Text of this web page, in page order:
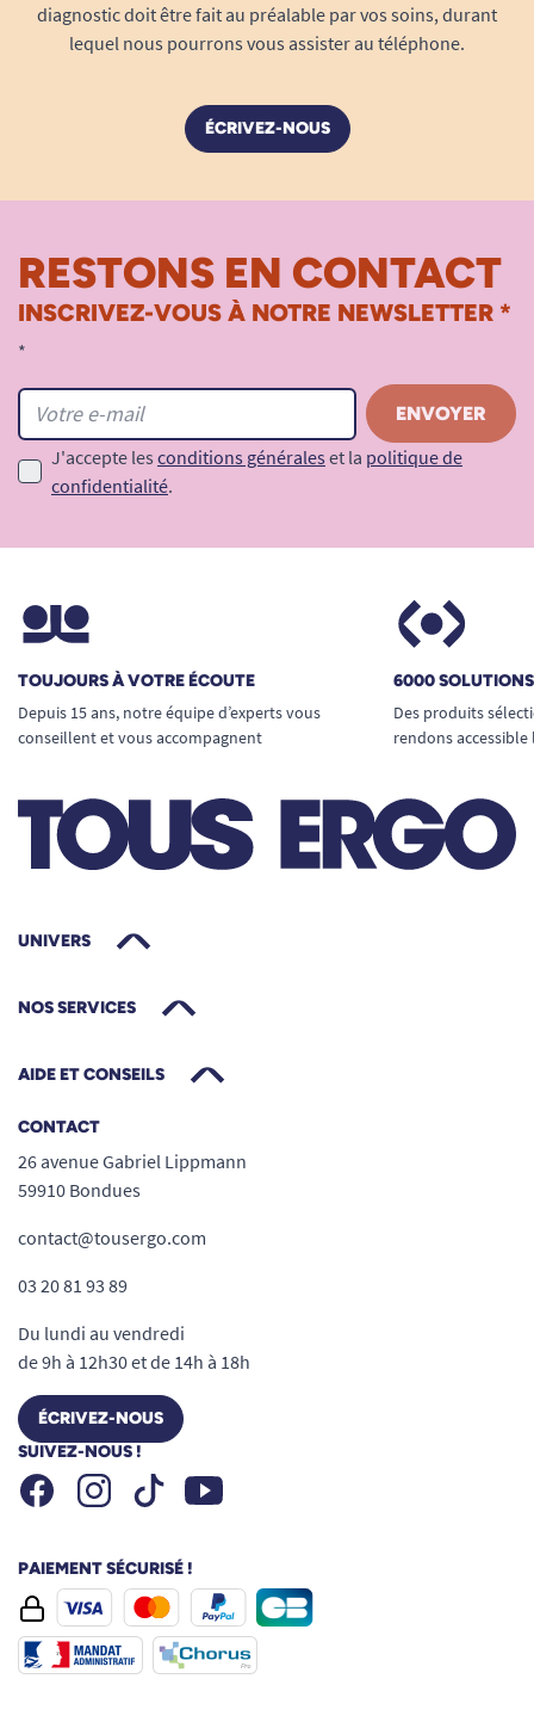
diagnostic doit être fait au préalable par vos soins, durant
lequel nous pourrons vous assister au téléphone.
ÉCRIVEZ-NOUS
RESTONS EN CONTACT
INSCRIVEZ-VOUS À NOTRE NEWSLETTER *
*
J'accepte les conditions générales et la politique de
confidentialité.
TOUJOURS À VOTRE ÉCOUTE
Depuis 15 ans, notre équipe d’experts vous
conseillent et vous accompagnent
6000
Des produits
rendons
UNIVERS
NOS SERVICES
AIDE ET CONSEILS
CONTACT
26 avenue Gabriel Lippmann
59910 Bondues
contact@tousergo.com
03 20 81 93 89
Du lundi au vendredi
de 9h à 12h30 et de 14h à 18h
ÉCRIVEZ-NOUS
SUIVEZ-NOUS !
FacebookInstagramTiktok Youtube
PAIEMENT SÉCURISÉ !